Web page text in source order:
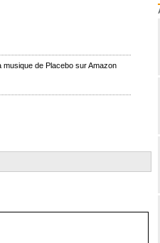
musique de Placebo sur Amazon